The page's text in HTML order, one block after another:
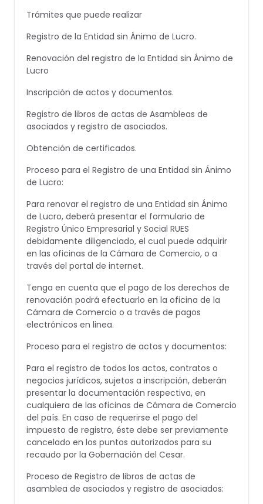
Trámites que puede realizar
Registro de la Entidad sin Ánimo de Lucro.
Renovación del registro de la Entidad sin Ánimo de
Lucro
Inscripción de actos y documentos.
Registro de libros de actas de Asambleas de
asociados y registro de asociados.
Obtención de certificados.
Proceso para el Registro de una Entidad sin Ánimo
de Lucro:
Para renovar el registro de una Entidad sin Ánimo
de Lucro, deberá presentar el formulario de
Registro Único Empresarial y Social RUES
debidamente diligenciado, el cual puede adquirir
en las oficinas de la Cámara de Comercio, o a
través del portal de internet.
Tenga en cuenta que el pago de los derechos de
renovación podrá efectuarlo en la oficina de la
Cámara de Comercio o a través de pagos
electrónicos en linea.
Proceso para el registro de actos y documentos:
Para el registro de todos los actos, contratos o
negocios jurídicos, sujetos a inscripción, deberán
presentar la documentación respectiva, en
cualquiera de las oficinas de Cámara de Comercio
del país. En caso de requerirse el pago del
impuesto de registro, éste debe ser previamente
cancelado en los puntos autorizados para su
recaudo por la Gobernación del Cesar.
Proceso de Registro de libros de actas de
asamblea de asociados y registro de asociados: